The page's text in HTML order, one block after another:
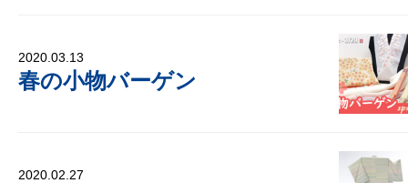
2020.03.13
春の小物バーゲン
2020.02.27